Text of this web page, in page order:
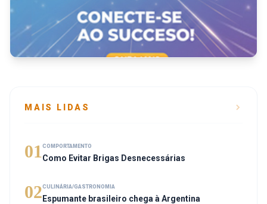
MAIS LIDAS
01 COMPORTAMENTO
Como Evitar Brigas Desnecessárias
02CULINÁRIA/GASTRONOMIA
Espumante brasileiro chega à Argentina